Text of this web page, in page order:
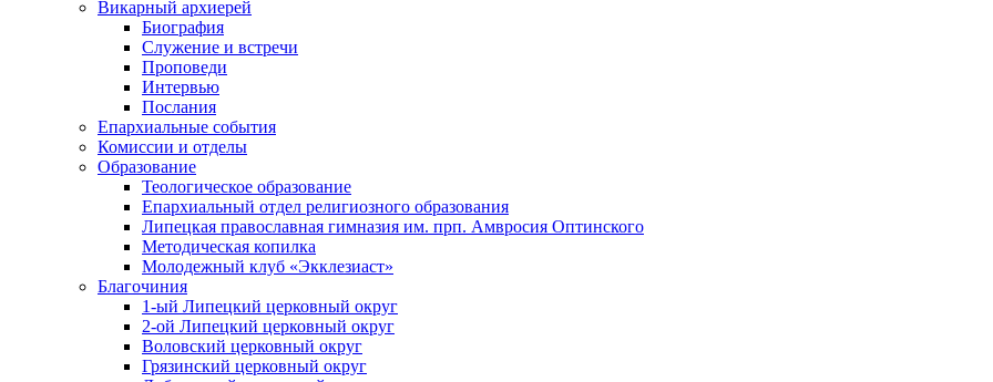
Викарный архиерей
Биография
Служение и встречи
Проповеди
Интервью
Послания
Епархиальные события
Комиссии и отделы
Образование
Теологическое образование
Епархиальный отдел религиозного образования
Липецкая православная гимназия им. прп. Амвросия Оптинского
Методическая копилка
Молодежный клуб «Экклезиаст»
Благочиния
1-ый Липецкий церковный округ
2-ой Липецкий церковный округ
Воловский церковный округ
Грязинский церковный округ